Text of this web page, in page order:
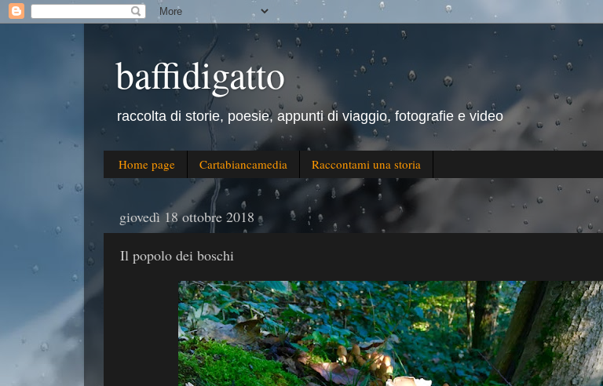
baffidigatto
raccolta di storie, poesie, appunti di viaggio, fotografie e video
Home page Cartabiancamedia Raccontami una storia
giovedì 18 ottobre 2018
Il popolo dei boschi